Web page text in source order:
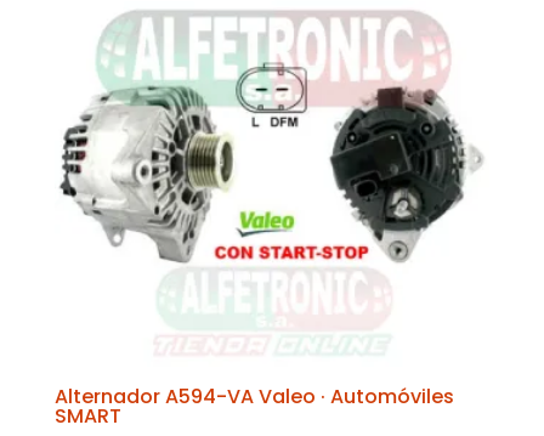
Alternador A594-VA Valeo · Automóviles
SMART